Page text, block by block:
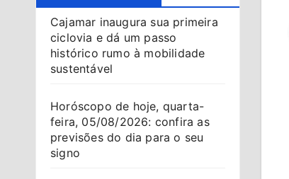
Cajamar inaugura sua primeira
ciclovia e dá um passo
histórico rumo à mobilidade
sustentável
Horóscopo de hoje, quarta-
feira, 05/08/2026: confira as
previsões do dia para o seu
signo